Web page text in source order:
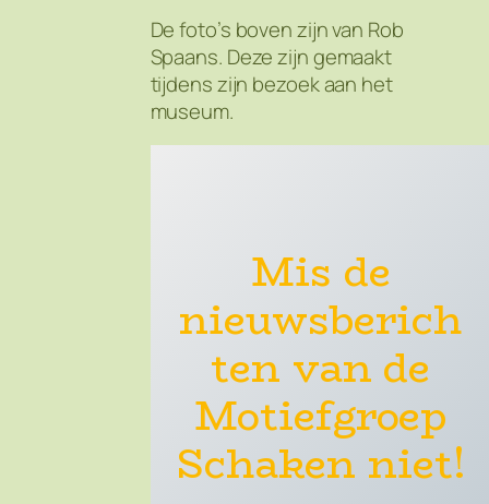
De foto’s boven zijn van Rob
Spaans. Deze zijn gemaakt
tijdens zijn bezoek aan het
museum.
Mis de
nieuwsberich
ten van de
Motiefgroep
Schaken niet!